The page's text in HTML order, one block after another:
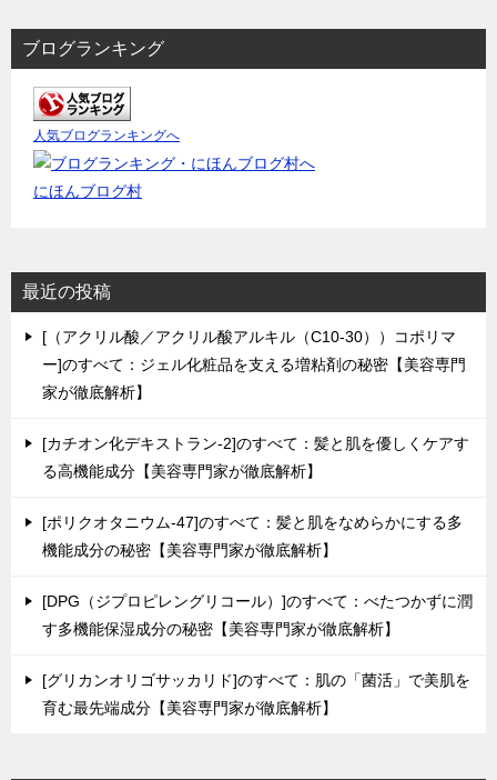
ブログランキング
人気ブログランキングへ
にほんブログ村
最近の投稿
[（アクリル酸／アクリル酸アルキル（C10-30））コポリマ
ー]のすべて：ジェル化粧品を支える増粘剤の秘密【美容専門
家が徹底解析】
[カチオン化デキストラン-2]のすべて：髪と肌を優しくケアす
る高機能成分【美容専門家が徹底解析】
[ポリクオタニウム-47]のすべて：髪と肌をなめらかにする多
機能成分の秘密【美容専門家が徹底解析】
[DPG（ジプロピレングリコール）]のすべて：べたつかずに潤
す多機能保湿成分の秘密【美容専門家が徹底解析】
[グリカンオリゴサッカリド]のすべて：肌の「菌活」で美肌を
育む最先端成分【美容専門家が徹底解析】